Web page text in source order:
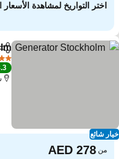
اختر التواريخ لمشاهدة الأسعار
شائع
8.3
من